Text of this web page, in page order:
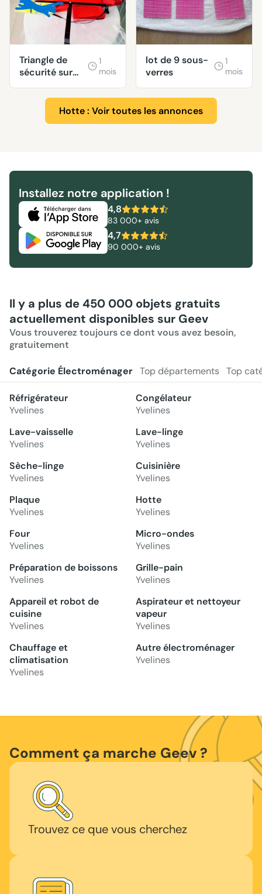
Triangle de
sécurité sur
trépied, pliable
1
mois
lot de 9 sous-
verres
1
mois
Hotte : Voir toutes les annonces
Installez notre application !
4,8
83 000+ avis
4,7
90 000+ avis
Il y a plus de 450 000 objets gratuits
actuellement disponibles sur Geev
Vous trouverez toujours ce dont vous avez besoin,
gratuitement
Catégorie Électroménager Top départements Top
Réfrigérateur
Yvelines
Congélateur
Yvelines
Lave-vaisselle
Yvelines
Lave-linge
Yvelines
Sèche-linge
Yvelines
Cuisinière
Yvelines
Plaque
Yvelines
Hotte
Yvelines
Four
Yvelines
Micro-ondes
Yvelines
Préparation de boissons
Yvelines
Grille-pain
Yvelines
Appareil et robot de
cuisine
Yvelines
Aspirateur et nettoyeur
vapeur
Yvelines
Chauffage et
climatisation
Yvelines
Autre électroménager
Yvelines
Comment ça marche Geev ?
Trouvez ce que vous cherchez